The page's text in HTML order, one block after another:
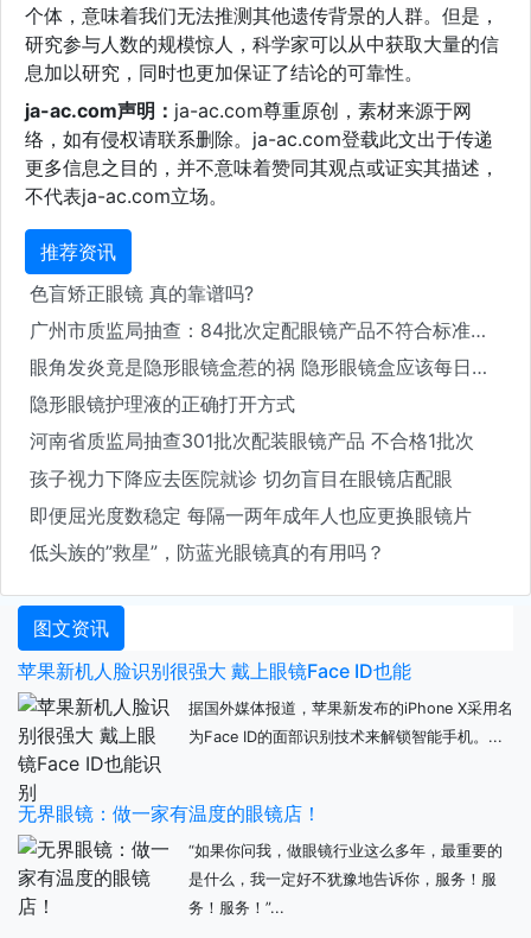
个体，意味着我们无法推测其他遗传背景的人群。但是，
研究参与人数的规模惊人，科学家可以从中获取大量的信
息加以研究，同时也更加保证了结论的可靠性。
ja-ac.com声明： ja-ac.com尊重原创，素材来源于网
络，如有侵权请联系删除。ja-ac.com登载此文出于传递
更多信息之目的，并不意味着赞同其观点或证实其描述，
不代表ja-ac.com立场。
推荐资讯
色盲矫正眼镜 真的靠谱吗?
广州市质监局抽查：84批次定配眼镜产品不符合标准要求
眼角发炎竟是隐形眼镜盒惹的祸 隐形眼镜盒应该每日清洗
隐形眼镜护理液的正确打开方式
河南省质监局抽查301批次配装眼镜产品 不合格1批次
孩子视力下降应去医院就诊 切勿盲目在眼镜店配眼
即便屈光度数稳定 每隔一两年成年人也应更换眼镜片
低头族的”救星”，防蓝光眼镜真的有用吗？
图文资讯
苹果新机人脸识别很强大 戴上眼镜Face ID也能
据国外媒体报道，苹果新发布的iPhone X采用名
为Face ID的面部识别技术来解锁智能手机。...
无界眼镜：做一家有温度的眼镜店！
“如果你问我，做眼镜行业这么多年，最重要的
是什么，我一定好不犹豫地告诉你，服务！服
务！服务！”...